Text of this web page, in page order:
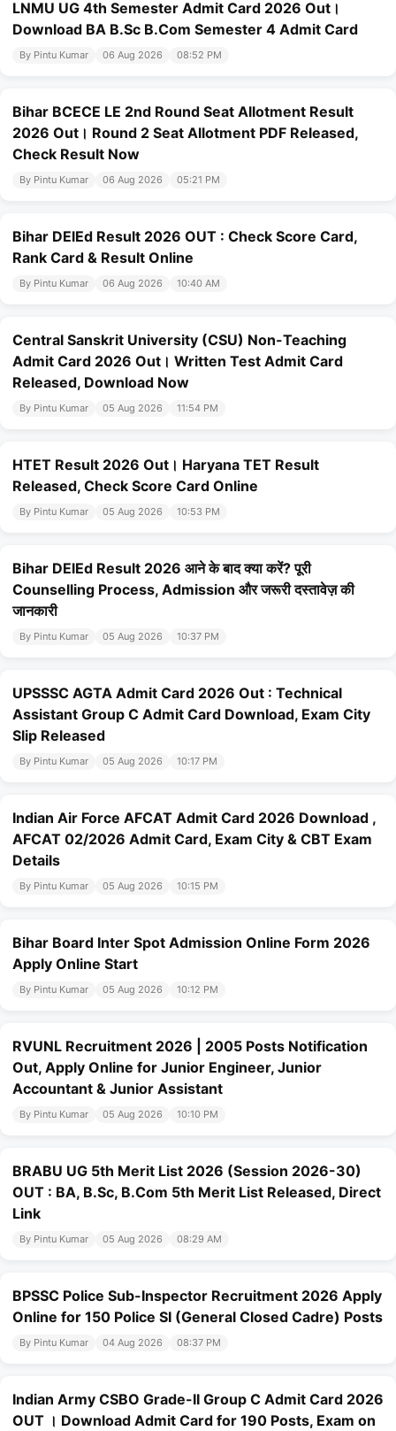
LNMU UG 4th Semester Admit Card 2026 Out।
Download BA B.Sc B.Com Semester 4 Admit Card
By Pintu Kumar 06 Aug 2026 08:52 PM
Bihar BCECE LE 2nd Round Seat Allotment Result
2026 Out। Round 2 Seat Allotment PDF Released,
Check Result Now
By Pintu Kumar 06 Aug 2026 05:21 PM
Bihar DElEd Result 2026 OUT : Check Score Card,
Rank Card & Result Online
By Pintu Kumar 06 Aug 2026 10:40 AM
Central Sanskrit University (CSU) Non-Teaching
Admit Card 2026 Out। Written Test Admit Card
Released, Download Now
By Pintu Kumar 05 Aug 2026 11:54 PM
HTET Result 2026 Out। Haryana TET Result
Released, Check Score Card Online
By Pintu Kumar 05 Aug 2026 10:53 PM
Bihar DElEd Result 2026 आने के बाद क्या करें? पूरी
Counselling Process, Admission और जरूरी दस्तावेज़ की
जानकारी
By Pintu Kumar 05 Aug 2026 10:37 PM
UPSSSC AGTA Admit Card 2026 Out : Technical
Assistant Group C Admit Card Download, Exam City
Slip Released
By Pintu Kumar 05 Aug 2026 10:17 PM
Indian Air Force AFCAT Admit Card 2026 Download ,
AFCAT 02/2026 Admit Card, Exam City & CBT Exam
Details
By Pintu Kumar 05 Aug 2026 10:15 PM
Bihar Board Inter Spot Admission Online Form 2026
Apply Online Start
By Pintu Kumar 05 Aug 2026 10:12 PM
RVUNL Recruitment 2026 | 2005 Posts Notification
Out, Apply Online for Junior Engineer, Junior
Accountant & Junior Assistant
By Pintu Kumar 05 Aug 2026 10:10 PM
BRABU UG 5th Merit List 2026 (Session 2026-30)
OUT : BA, B.Sc, B.Com 5th Merit List Released, Direct
Link
By Pintu Kumar 05 Aug 2026 08:29 AM
BPSSC Police Sub-Inspector Recruitment 2026 Apply
Online for 150 Police SI (General Closed Cadre) Posts
By Pintu Kumar 04 Aug 2026 08:37 PM
Indian Army CSBO Grade-II Group C Admit Card 2026
OUT । Download Admit Card for 190 Posts, Exam on